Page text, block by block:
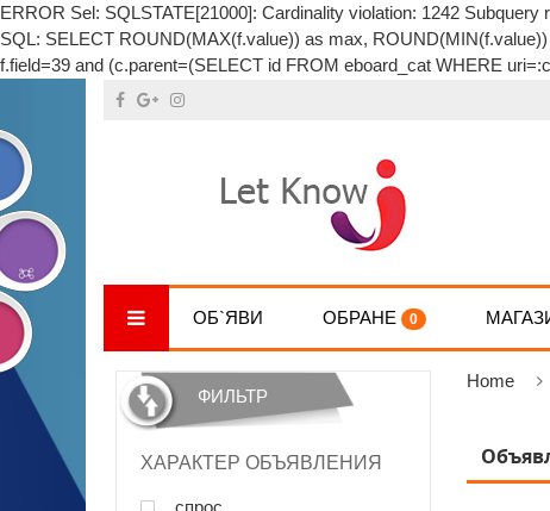
ERROR Sel: SQLSTATE[21000]: Cardinality violation: 1242 Subquery
SQL: SELECT ROUND(MAX(f.value)) as max,
f.field=39 and (c.parent=(SELECT id FROM eboard_cat WHERE
ОБ`ЯВИ ОБРАНЕ 0
ФИЛЬТР
ХАРАКТЕР ОБЪЯВЛЕНИЯ
спрос
Home